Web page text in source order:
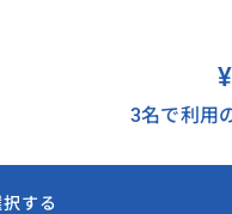
¥
3名で利用
する